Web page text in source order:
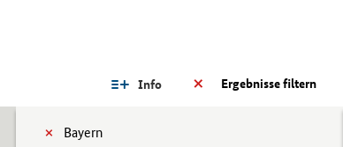
Ergebnisse filtern
Info
Bayern